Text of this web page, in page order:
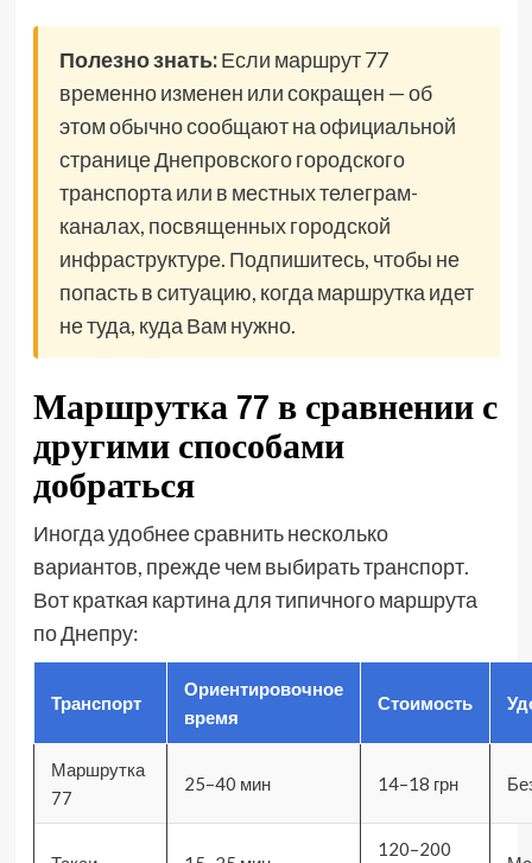
Полезно знать:Если маршрут 77
временно изменен или сокращен — об
этом обычно сообщают на официальной
странице Днепровского городского
транспорта или в местных телеграм-
каналах, посвященных городской
инфраструктуре. Подпишитесь, чтобы не
попасть в ситуацию, когда маршрутка идет
не туда, куда Вам нужно.
Маршрутка 77 в сравнении с
другими способами
добраться
Иногда удобнее сравнить несколько
вариантов, прежде чем выбирать транспорт.
Вот краткая картина для типичного маршрута
по Днепру:
Транспорт
Ориентировочное
время
Стоимость
Маршрутка
77
25–40 мин 14–18 грн
120–200